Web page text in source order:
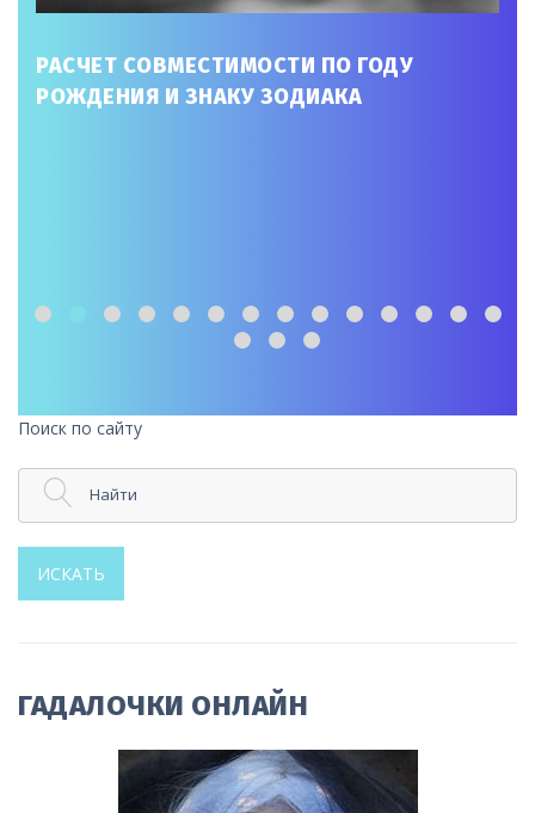
РАСЧЕТ СОВМЕСТИМОСТИ ПО ГОДУ
РОЖДЕНИЯ И ЗНАКУ ЗОДИАКА
Поиск по сайту
Найти
ИСКАТЬ
ГАДАЛОЧКИ ОНЛАЙН